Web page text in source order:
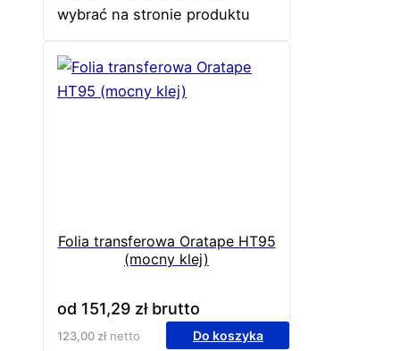
wybrać na stronie produktu
Folia transferowa Oratape HT95
(mocny klej)
od 151,29 złbrutto
123,00 złnetto Do koszyka